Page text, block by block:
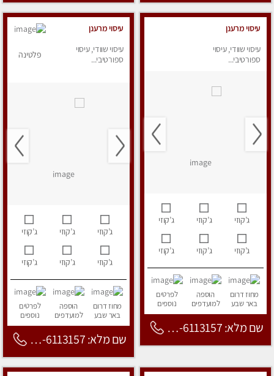
עיסוי מרענן
עיסוי שוודי, עיסוי
ספורטיבי...
ג’קוזי ג’קוזי ג’קוזי
ג’קוזי ג’קוזי ג’קוזי
מחוז דרום
באר שבע
הוספה
למועדפים
לפרטים
נוספים
שם מלא: 053-6113157
עיסוי מרענן
עיסוי שוודי, עיסוי
ספורטיבי...
פלטינה
ג’קוזי ג’קוזי ג’קוזי
ג’קוזי ג’קוזי ג’קוזי
מחוז דרום
באר שבע
הוספה
למועדפים
לפרטים
נוספים
שם מלא: 053-6113157